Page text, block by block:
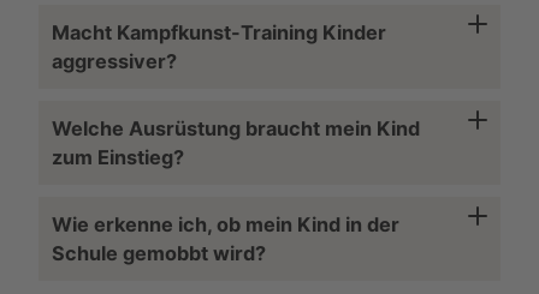
Macht Kampfkunst-Training Kinder
aggressiver?
Welche Ausrüstung braucht mein Kind
zum Einstieg?
Wie erkenne ich, ob mein Kind in der
Schule gemobbt wird?